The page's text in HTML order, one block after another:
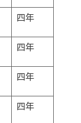
四年
四年
四年
四年